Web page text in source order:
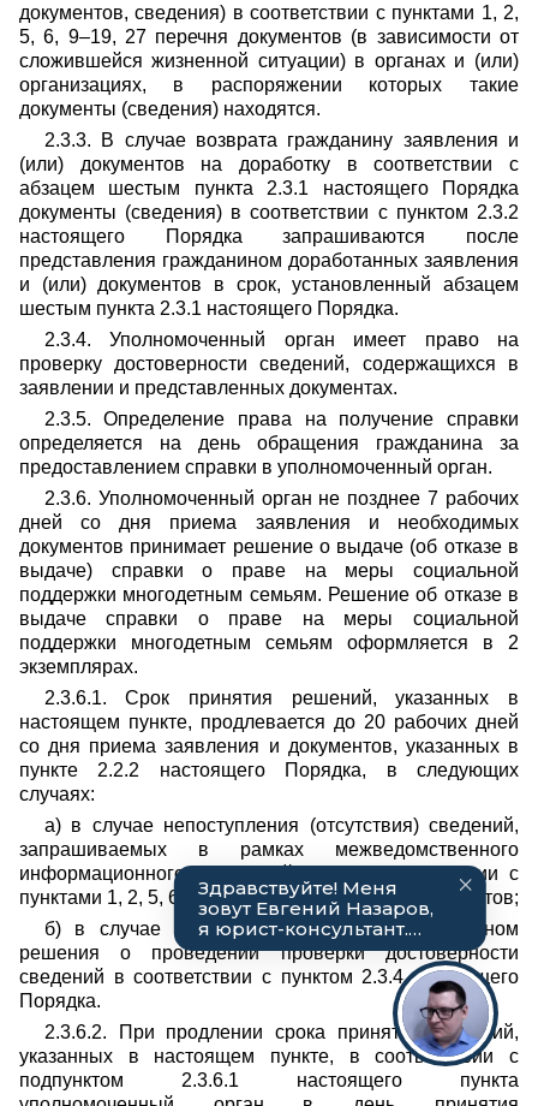
документов, сведения) в соответствии с пунктами 1, 2,
5, 6, 9–19, 27 перечня документов (в зависимости от
сложившейся жизненной ситуации) в органах и (или)
организациях, в распоряжении которых такие
документы (сведения) находятся.
2.3.3. В случае возврата гражданину заявления и
(или) документов на доработку в соответствии с
абзацем шестым пункта 2.3.1 настоящего Порядка
документы (сведения) в соответствии с пунктом 2.3.2
настоящего Порядка запрашиваются после
представления гражданином доработанных заявления
и (или) документов в срок, установленный абзацем
шестым пункта 2.3.1 настоящего Порядка.
2.3.4. Уполномоченный орган имеет право на
проверку достоверности сведений, содержащихся в
заявлении и представленных документах.
2.3.5. Определение права на получение справки
определяется на день обращения гражданина за
предоставлением справки в уполномоченный орган.
2.3.6. Уполномоченный орган не позднее 7 рабочих
дней со дня приема заявления и необходимых
документов принимает решение о выдаче (об отказе в
выдаче) справки о праве на меры социальной
поддержки многодетным семьям. Решение об отказе в
выдаче справки о праве на меры социальной
поддержки многодетным семьям оформляется в 2
экземплярах.
2.3.6.1. Срок принятия решений, указанных в
настоящем пункте, продлевается до 20 рабочих дней
со дня приема заявления и документов, указанных в
пункте 2.2.2 настоящего Порядка, в следующих
случаях:
а) в случае непоступления (отсутствия) сведений,
запрашиваемых в рамках межведомственного
информационного взаимодействия, в соответствии с
пунктами 1, 2, 5, 6, 9–15, 17–19, 27 перечня документов;
б) в случае принятия уполномоченным органом
решения о проведении проверки достоверности
сведений в соответствии с пунктом 2.3.4 настоящего
Порядка.
2.3.6.2. При продлении срока принятия решений,
указанных в настоящем пункте, в соответствии с
подпунктом 2.3.6.1 настоящего пункта